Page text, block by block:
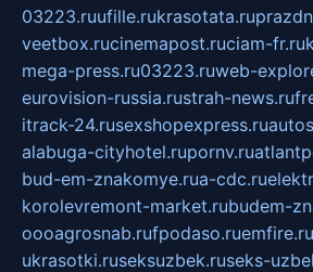
03223.ruufille.rukrasotata.ru
veetbox.rucinemapost.ruciam-fr.ru
mega-press.ru03223.ruweb-
eurovision-russia.rustrah-news.ru
itrack-24.rusexshopexpress.ru
alabuga-cityhotel.rupornv.ru
bud-em-znakomye.rua-cdc.ru
korolevremont-market.rubudem-
oooagrosnab.rufpodaso.ruemfire.ru
ukrasotki.ruseksuzbek.ruseks-